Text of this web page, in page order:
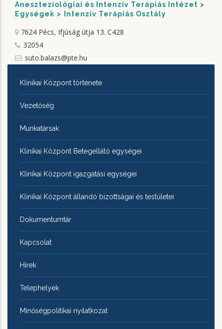
Aneszteziológiai és Intenzív Terápiás Intézet
Egységek
Intenzív Terápiás Osztály
7624 Pécs, Ifjúság útja 13. C428
32054
suto.balazs@pte.hu
KLINIKAI
KÖZPONTRÓL
Klinikai Központ története
Vezetőség
Munkatársak
Klinikai Központ Betegellátó egységei
Klinikai Központ igazgatási egységei
Klinikai Központ állandó bizottságai és testületei
Dokumentumtár
Kapcsolat
Hírek
Telephelyek
Minőségpolitikai nyilatkozat